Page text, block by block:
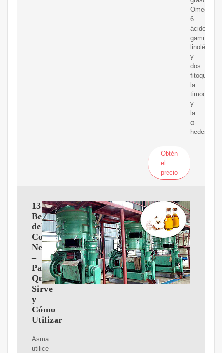
Omega-
6
ácido
gamma-
linolénico
y
dos
la
y
la
α-
hederina.
Obtén
el
precio
13
Beneficios
del
Comino
Negro
–
Para
Qué
Sirve
y
Cómo
Utilizar
Asma:
utilice